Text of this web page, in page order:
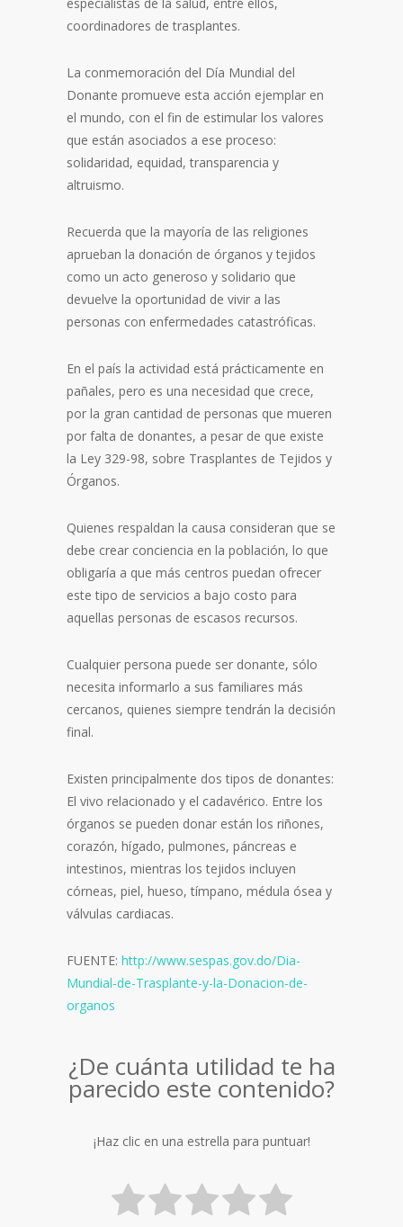
coordinadores de trasplantes.
La conmemoración del Día Mundial del
Donante promueve esta acción ejemplar en
el mundo, con el fin de estimular los valores
que están asociados a ese proceso:
solidaridad, equidad, transparencia y
altruismo.
Recuerda que la mayoría de las religiones
aprueban la donación de órganos y tejidos
como un acto generoso y solidario que
devuelve la oportunidad de vivir a las
personas con enfermedades catastróficas.
En el país la actividad está prácticamente en
pañales, pero es una necesidad que crece,
por la gran cantidad de personas que mueren
por falta de donantes, a pesar de que existe
la Ley 329-98, sobre Trasplantes de Tejidos y
Órganos.
Quienes respaldan la causa consideran que se
debe crear conciencia en la población, lo que
obligaría a que más centros puedan ofrecer
este tipo de servicios a bajo costo para
aquellas personas de escasos recursos.
Cualquier persona puede ser donante, sólo
necesita informarlo a sus familiares más
cercanos, quienes siempre tendrán la decisión
final.
Existen principalmente dos tipos de donantes:
El vivo relacionado y el cadavérico. Entre los
órganos se pueden donar están los riñones,
corazón, hígado, pulmones, páncreas e
intestinos, mientras los tejidos incluyen
córneas, piel, hueso, tímpano, médula ósea y
válvulas cardiacas.
FUENTE: http://www.sespas.gov.do/Dia-
Mundial-de-Trasplante-y-la-Donacion-de-
organos
¿De cuánta utilidad te ha
parecido este contenido?
¡Haz clic en una estrella para puntuar!